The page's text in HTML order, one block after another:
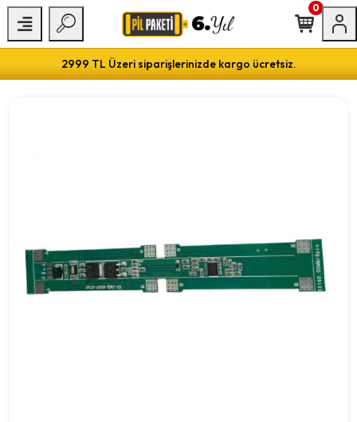
2999 TL Üzeri siparişlerinizde kargo ücretsiz.
0